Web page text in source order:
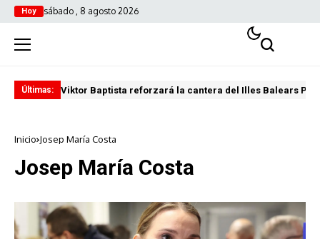
Hoy sábado , 8 agosto 2026
Últimas: Viktor Baptista reforzará la cantera del Illes Balears
Inicio Josep María Costa
Josep María Costa